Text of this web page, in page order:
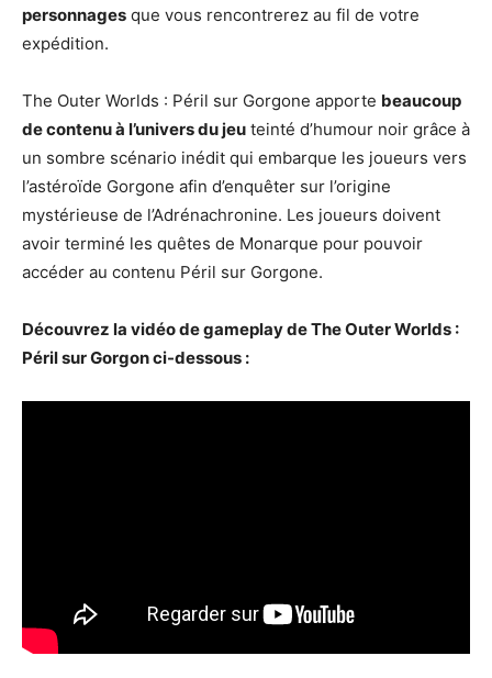
personnages que vous rencontrerez au fil de votre
expédition.
The Outer Worlds : Péril sur Gorgone apporte beaucoup
de contenu à l’univers du jeu teinté d’humour noir grâce à
un sombre scénario inédit qui embarque les joueurs vers
l’astéroïde Gorgone afin d’enquêter sur l’origine
mystérieuse de l’Adrénachronine. Les joueurs doivent
avoir terminé les quêtes de Monarque pour pouvoir
accéder au contenu Péril sur Gorgone.
Découvrez la vidéo de gameplay de The Outer Worlds :
Péril sur Gorgon ci-dessous :